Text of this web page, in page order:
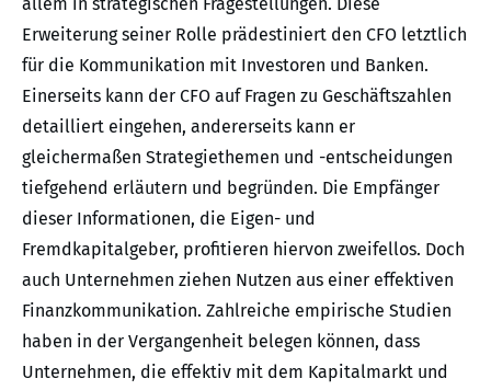
allem in strategischen Fragestellungen. Diese
Erweiterung seiner Rolle prädestiniert den CFO letztlich
für die Kommunikation mit Investoren und Banken.
Einerseits kann der CFO auf Fragen zu Geschäftszahlen
detailliert eingehen, andererseits kann er
gleichermaßen Strategiethemen und -entscheidungen
tiefgehend erläutern und begründen. Die Empfänger
dieser Informationen, die Eigen- und
Fremdkapitalgeber, profitieren hiervon zweifellos. Doch
auch Unternehmen ziehen Nutzen aus einer effektiven
Finanzkommunikation. Zahlreiche empirische Studien
haben in der Vergangenheit belegen können, dass
Unternehmen, die effektiv mit dem Kapitalmarkt und